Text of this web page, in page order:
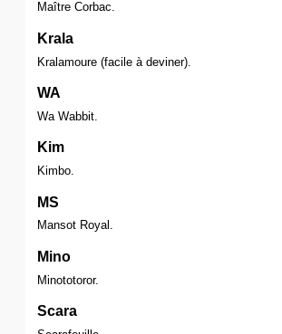
Maître Corbac.
Krala
Kralamoure (facile à deviner).
WA
Wa Wabbit.
Kim
Kimbo.
MS
Mansot Royal.
Mino
Minototoror.
Scara